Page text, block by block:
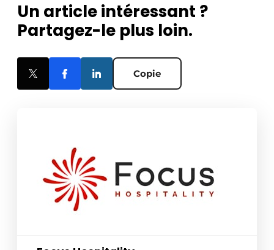
Un article intéressant ?
Partagez-le plus loin.
Copie